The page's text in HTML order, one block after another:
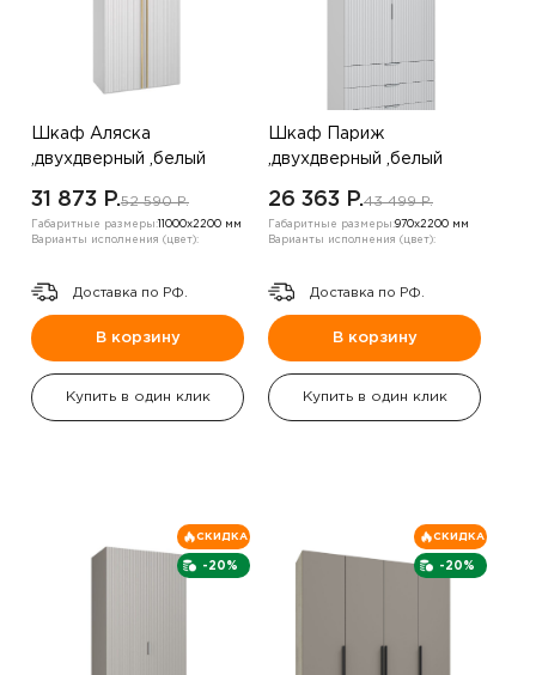
Шкаф Аляска
,двухдверный ,белый
31 873 P.52 590 P.
Габаритные размеры: 11000х2200 мм
Варианты исполнения (цвет):
Доставка по РФ.
В корзину
Купить в один клик
Шкаф Париж
,двухдверный ,белый
26 363 P.43 499 P.
Габаритные размеры:970х2200 мм
Варианты исполнения (цвет):
Доставка по РФ.
В корзину
Купить в один клик
-20%
СКИДКА
-20%
СКИДКА